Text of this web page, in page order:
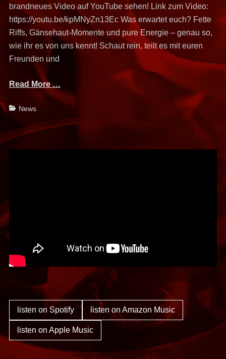
brandneues Video auf YouTube sehen! Link zum Video:
https://youtu.be/kpMNyZn13Ec Was erwartet euch? Fette
Riffs, Gänsehaut-Momente und pure Energie – genau so,
wie ihr es von uns kennt! Schaut rein, teilt es mit euren
Freunden und
Read More …
Categories
News
listen on Spotify listen on Amazon Music
listen on Apple Music